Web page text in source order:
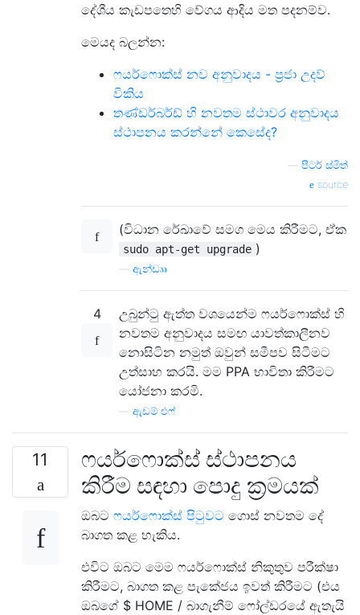
දේශීය කැඩපතෙහි වේගය ආදිය මත පදනම්ව.
මෙයද බලන්න:
ෆයර්ෆොක්ස් නව අනුවාදය - ප්‍රජා උදව්
විකිය
තණ්ඩර්බර්ඩ් හි නවතම ස්ථාවර අනුවාදය
ස්ථාපනය කරන්නේ කෙසේද?
පීටර් ස්මිත්
source
(විධාන රේඛාවේ සමග මෙය කිරීමට, ඒක
sudo apt-get upgrade )
ඇන්ඩෲ
4
උබුන්ටු ඇත්ත වශයෙන්ම ෆයර්ෆොක්ස් හි
නවතම අනුවාදය සමඟ යාවත්කාලීනව
නොසිටින නමුත් ඔවුන් සමීපව සිටීමට
උත්සාහ කරයි. මම PPA භාවිතා කිරීමට
යෝජනා කරමි.
ඇඩම් එෆ්
11
ෆයර්ෆොක්ස් ස්ථාපනය
කිරීම සඳහා පොදු ක්‍රමයක්
ඔබට ෆයර්ෆොක්ස් පිටුවට ගොස් නවතම දේ
බාගත කළ හැකිය.
එවිට ඔබට මෙම ෆයර්ෆොක්ස් නිකුතුව පරීක්ෂා
කිරීමට, බාගත කළ පැකේජය ඉවත් කිරීමට (එය
ඔබගේ $ HOME / බාගැනීම් ෆෝල්ඩරයේ ඇතැයි